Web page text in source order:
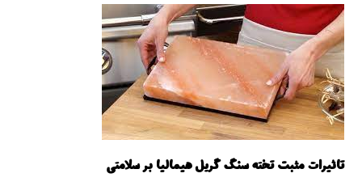
تاثیرات مثبت تخته سنگ گریل هیمالیا بر سلامتی